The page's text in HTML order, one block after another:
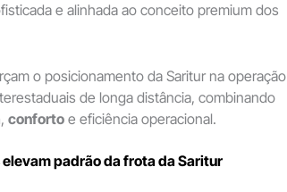
e alinhada ao conceito premium dos
o posicionamento da Saritur na operação
de longa distância, combinando
, conforto e eficiência operacional.
padrão da frota da Saritur